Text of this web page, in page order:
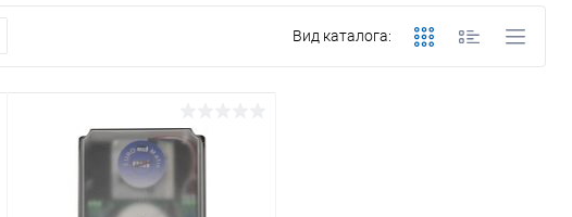
Вид каталога: